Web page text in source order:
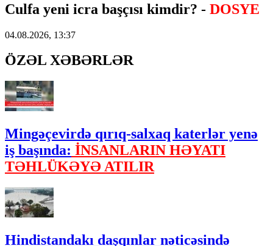
Culfa yeni icra başçısı kimdir? - DOSYE
04.08.2026, 13:37
ÖZƏL XƏBƏRLƏR
Mingəçevirdə qırıq-salxaq katerlər yenə
iş başında: İNSANLARIN HƏYATI
TƏHLÜKƏYƏ ATILIR
Hindistandakı daşqınlar nəticəsində